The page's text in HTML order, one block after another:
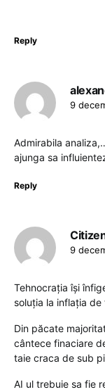
Reply
9
Admirabila
ajunga sa
Reply
9
Tehnocrația își
soluția la inflația
Din păcate
cântece finaciare
taie craca de sub
AI ul trebuie sa fie